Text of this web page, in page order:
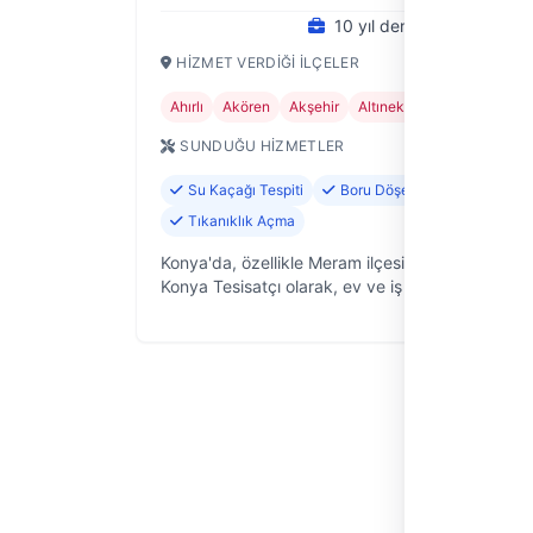
10 yıl deneyim
HIZMET VERDIĞI İLÇELER
Ahırlı Akören Akşehir Altınekin
SUNDUĞU HIZMETLER
Su Kaçağı Tespiti
Boru Döşeme ve Değişimi
Tıkanıklık Açma
Konya'da, özellikle Meram ilçesinde faaliyet
Konya Tesisatçı olarak, ev ve iş yerlerinizdeki su